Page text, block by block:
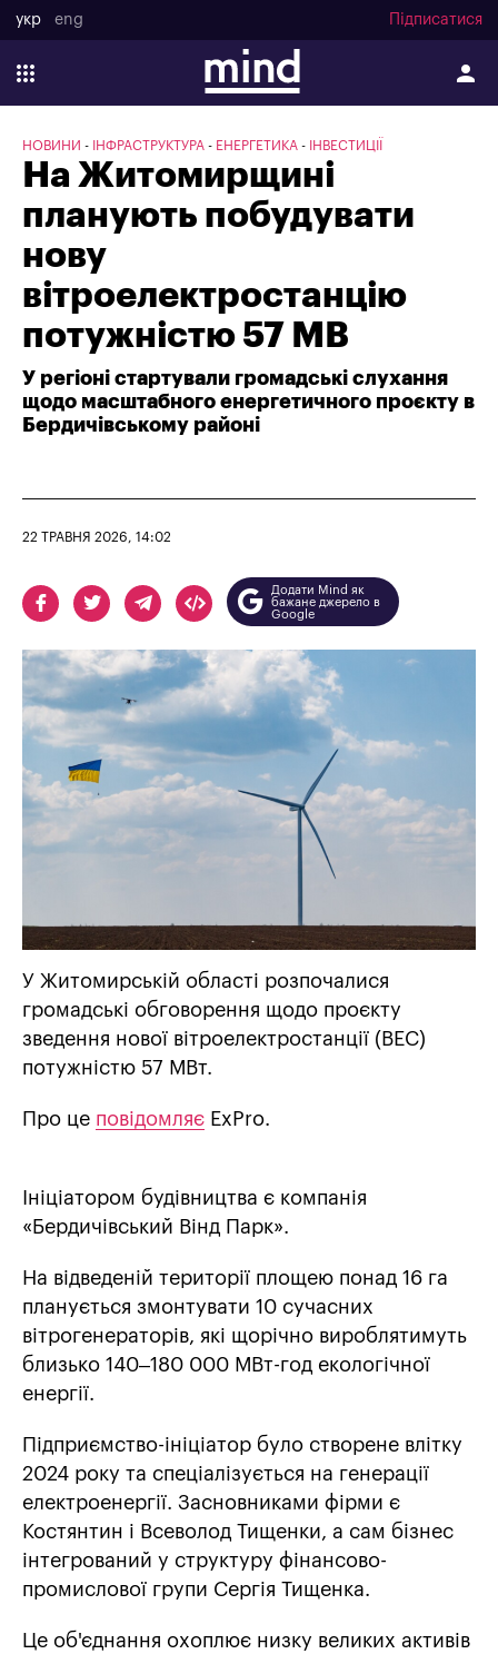
укр eng Підписатися
НОВИНИ ІНФРАСТРУКТУРА ЕНЕРГЕТИКА ІНВЕСТИЦІЇ
На Житомирщині
планують побудувати
нову
вітроелектростанцію
потужністю 57 МВ
У регіоні стартували громадські слухання
щодо масштабного енергетичного проєкту в
Бердичівському районі
22 ТРАВНЯ 2026, 14:02
Додати Mind як
бажане джерело в
Google
У Житомирській області розпочалися
громадські обговорення щодо проєкту
зведення нової вітроелектростанції (ВЕС)
потужністю 57 МВт.
Про це повідомляє ExPro.
Ініціатором будівництва є компанія
«Бердичівський Вінд Парк».
На відведеній території площею понад 16 га
планується змонтувати 10 сучасних
вітрогенераторів, які щорічно вироблятимуть
близько 140–180 000 МВт-год екологічної
енергії.
Підприємство-ініціатор було створене влітку
2024 року та спеціалізується на генерації
електроенергії. Засновниками фірми є
Костянтин і Всеволод Тищенки, а сам бізнес
інтегрований у структуру фінансово-
промислової групи Сергія Тищенка.
Це об'єднання охоплює низку великих активів